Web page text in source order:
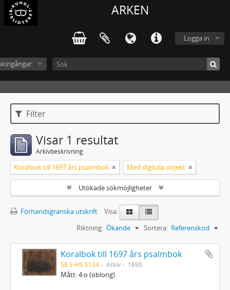
ARKEN
Logga in
Filter
Visar 1 resultat
Arkivbeskrivning
Koralbok till 1697 års psalmbok Med digitala objekt
Utökade sökmöjligheter
Förhandsgranska utskrift
Visa:
Sortera: Referenskod
Riktning: Ökande
Koralbok till 1697 års psalmbok
SE S-HS S124 Arkiv 1695
Mått: 4:o (oblong)